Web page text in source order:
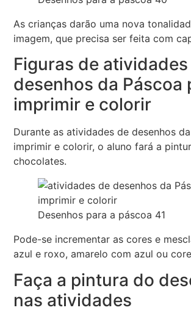
As crianças darão uma nova
imagem, que precisa ser feita com
Figuras de
desenhos da Páscoa
imprimir e colorir
Durante as atividades de desenhos
imprimir e colorir, o aluno fará a
chocolates.
Desenhos para a páscoa 41
Pode-se incrementar as cores e
azul e roxo, amarelo com azul ou
Faça a pintura do
nas atividades